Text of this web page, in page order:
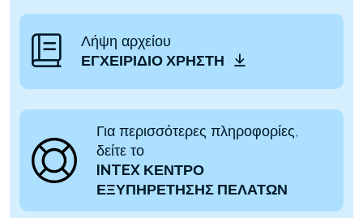
Λήψη αρχείου
ΕΓΧΕΙΡΊΔΙΟ ΧΡΉΣΤΗ
Για περισσότερες πληροφορίες,
δείτε το
INTEX ΚΕΝΤΡΟ
ΕΞΥΠΗΡΕΤΗΣΗΣ ΠΕΛΑΤΩΝ